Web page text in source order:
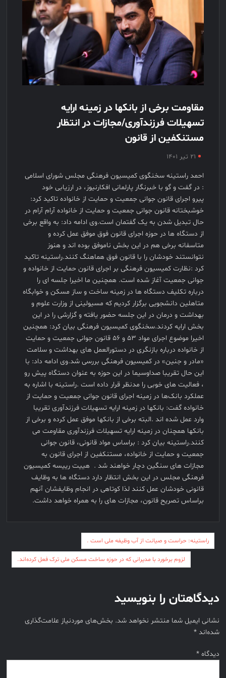
مقاومت برخی از بانکها در زمینه ارایه
تسهیلات فرزندآوری/مجازات در انتظار
مستنکفین از قانون
۲۱ تیر ۱۴۰۱
احمد راستینه سخنگوی کمیسیون فرهنگی مجلس شورای اسلامی
: در گفت و گو با خبرنگار پارلمانی افکارنیوز، در ارزیابی خود
پیرو اجرای قانون جوانی جمعیت و حمایت از خانواده تاکید کرد:
خوشبختانه قانون جوانی جمعیت و حمایت از خانواده آرام آرام در
حال تبدیل شدن به یک گفتمان است.وی ادامه داد: به واقع برخی
از دستگاه ها در حوزه اجرای قانون فوق موفق عمل کرده و
متاسفانه برخی هم در این بخش ناموفق بوده اند و هنوز
نتوانستند خودشان را با قانون فوق هماهنگ کنند.راستینه تاکید
کرد :نظارت کمیسیون فرهنگی بر اجرای قانون حمایت از خانواده و
جوانی جمعیت آغاز شده است. همچنین ما اخیرا جلسه ای را
درباره تکلیف دستگاه ها در زمینه ساخت و ساز مسکن و خوابگاه
متاهلین دانشجویی برگزار کردیم که مسیولینی از وزارت علوم و
بهداشت و درمان در این جلسه حضور یافته و گزارشی را در این
بخش ارایه کردند.سخنگوی کمیسیون فرهنگی بیان کرد: همچنین
اخیرا موضوع اجرای مواد ۵۳ و ۵۶ قانون جوانی جمعیت و حمایت
از خانواده درباره بازنگری در دستورالعمل های بهداشت و سلامت
«مادر و جنین» در کمیسیون فرهنگی بررسی شد.وی ادامه داد: با
این حال تقریبا صداوسیما در این حوزه به عنوان دستگاه پیش رو
، فعالیت های خوبی را مدنظر قرار داده است .راستینه با اشاره به
عملکرد بانک‌ها در زمینه اجرای قانون جوانی جمعیت و حمایت از
خانواده گفت: بانکها در زمینه ارایه تسهیلات فرزندآوری تقریبا
وارد عمل شده اند .البته برخی از بانکها موفق عمل کرده و برخی از
بانکها همچنان در زمینه ارایه تسهیلات فرزندآوری مقاومت می
کنند.راستینه بیان کرد : براساس مواد قانونی، قانون جوانی
جمعیت و حمایت از خانواده، مستنکفین از اجرای قانون به
مجازات های سنگین دچار خواهند شد . هییت رییسه کمیسیون
فرهنگی مجلس در این بخش انتظار دارد دستگاه ها به وظایف
قانونی خودشان عمل کنند لذا کوتاهی در انجام وظایفشان آنهم
براساس تصریح قانون، مجازات های را به همراه خواهد داشت.
راهبری
نوشته
راستینه: حراست و صیانت از آب وظیفه ملی است .
لزوم برخورد با مدیرانی که در حوزه ساخت مسکن ملی ترک فعل کرده‌اند.
دیدگاهتان را بنویسید
نشانی ایمیل شما منتشر نخواهد شد. بخش‌های موردنیاز علامت‌گذاری
شده‌اند*
دیدگاه*